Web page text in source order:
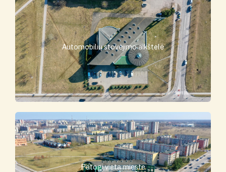
Automobilių stovėjimo aikštelė
Patogi vieta mieste